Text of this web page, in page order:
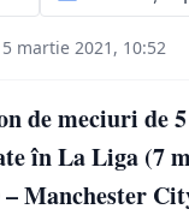
martie 2021, 10:52
de meciuri
în La Liga (7
Manchester